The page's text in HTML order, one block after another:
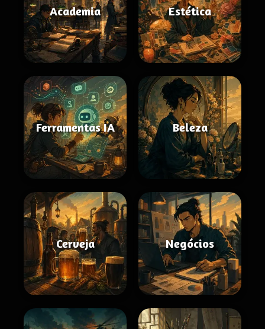
Academia Estética
Ferramentas IA Beleza
Cerveja Negócios